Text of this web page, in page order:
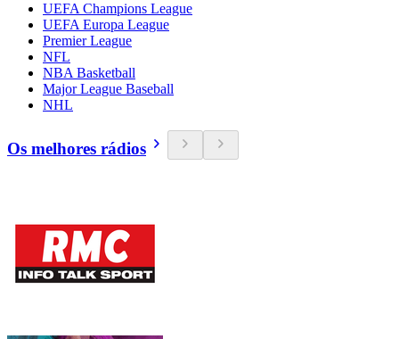
UEFA Champions League
UEFA Europa League
Premier League
NFL
NBA Basketball
Major League Baseball
NHL
Os melhores rádios